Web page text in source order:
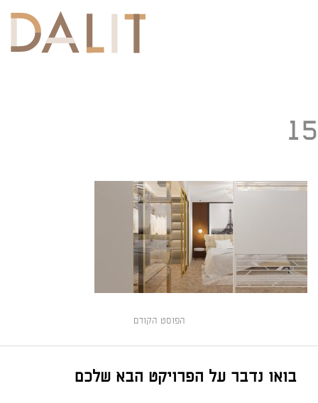
15
הפוסט הקודם
בואו נדבר על הפרויקט הבא שלכם